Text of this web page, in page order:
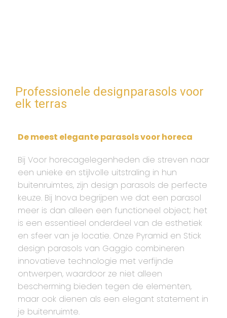
Professionele designparasols voor
elk terras
De meest elegante parasols voor horeca
Bij Voor horecagelegenheden die streven naar
een unieke en stijlvolle uitstraling in hun
buitenruimtes, zijn design parasols de perfecte
keuze. Bij Inova begrijpen we dat een parasol
meer is dan alleen een functioneel object; het
is een essentieel onderdeel van de esthetiek
en sfeer van je locatie. Onze Pyramid en Stick
design parasols van Gaggio combineren
innovatieve technologie met verfijnde
ontwerpen, waardoor ze niet alleen
bescherming bieden tegen de elementen,
maar ook dienen als een elegant statement in
je buitenruimte.